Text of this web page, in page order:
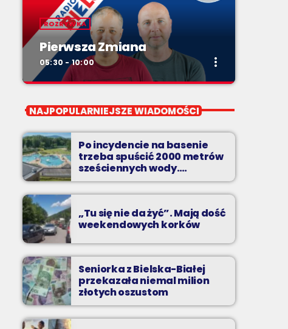
ROZRYWKA
Pierwsza Zmiana
05:30 - 10:00 more_vert
Pierwsza Zmiana
Codziennie od poniedziałku do piątku od 5:30
do 10.
NAJPOPULARNIEJSZE WIADOMOŚCI
Po incydencie na basenie
trzeba spuścić 2000 metrów
sześciennych wody.
„Ogromne koszty i ogromna
praca”
„Tu się nie da żyć”. Mają dość
weekendowych korków
Seniorka z Bielska-Białej
przekazała niemal milion
złotych oszustom